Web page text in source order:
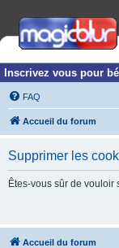
Inscrivez vous pour
FAQ
Accueil du forum
Supprimer les
Êtes-vous sûr de
Accueil du forum